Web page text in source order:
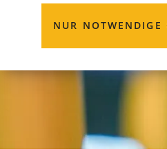
NUR NOTWENDIGE